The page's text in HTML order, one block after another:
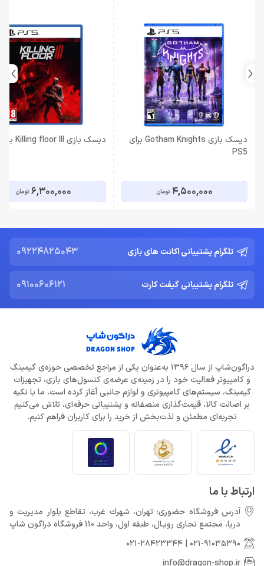
دیسک بازی Gotham Knights برای
PS5
4,500,000 تومان
دیسک بازی Killing floor III برای PS5
6,300,000 تومان
تلگرام پشتیبانی اکانت های بازی 09224825043
تلگرام پشتیبانی گیفت کارت 09100606121
دراگون‌شاپ از سال 1396 به‌عنوان یکی از مراجع تخصصی حوزه‌ی گیمینگ
و کامپیوتر فعالیت خود را در زمینه‌ی عرضه‌ی کنسول‌های بازی، تجهیزات
گیمینگ، سیستم‌های کامپیوتری و لوازم جانبی آغاز کرده است. ما با تکیه
بر اصالت کالا، قیمت‌گذاری منصفانه و پشتیبانی حرفه‌ای، تلاش می‌کنیم
تجربه‌ای مطمئن و لذت‌بخش از خرید را برای کاربران فراهم کنیم.
ارتباط با ما
آدرس فروشگاه حضوری: تهران، شهرك غرب، تقاطع بلوار مدیریت و
دريا، مجتمع تجارى رويـال، طبقه اول، واحد 110 فروشگاه دراگون شاپ
021-91035390
021-28423344
info@dragon-shop.ir